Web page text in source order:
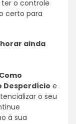
o controle
certo para
ainda
Como
Desperdício e
o seu
à sua